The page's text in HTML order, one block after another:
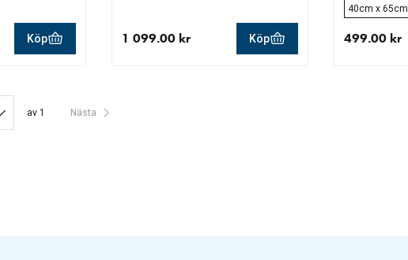
Köp 1 099.00 kr Köp
40cm x 65cm
499.00 kr
av 1 Nästa